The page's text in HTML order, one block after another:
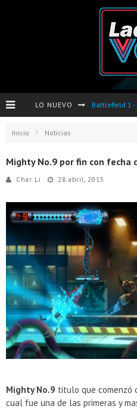
LO NUEVO Battlefield 1 -
Inicio Noticias
Mighty No.9 por fin con fecha
Char Li 28 abril, 2015
Mighty No.9 titulo que comenzó
cual fue una de las primeras y